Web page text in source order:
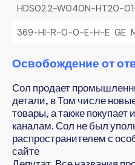
HDS02.2-W040N-HT20-
369-HI-R-0-0-E-H-E GE
Освобождение от
Сол продает
детали, в Том числе
товары, а также
каналам. Сол не был
распространителем с
сайте